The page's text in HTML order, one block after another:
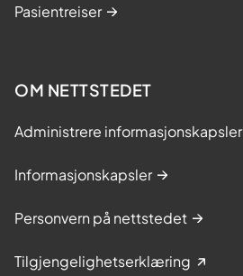
Pasientreiser
OM NETTSTEDET
Administrere informasjonskapsler
Informasjonskapsler
Personvern på nettstedet
Tilgjengelighetserklæring